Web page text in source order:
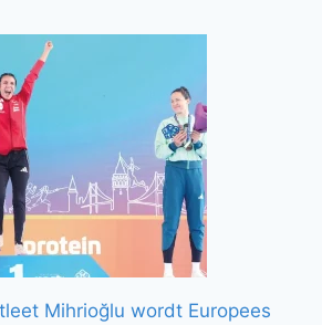
Mihrioğlu wordt Europees